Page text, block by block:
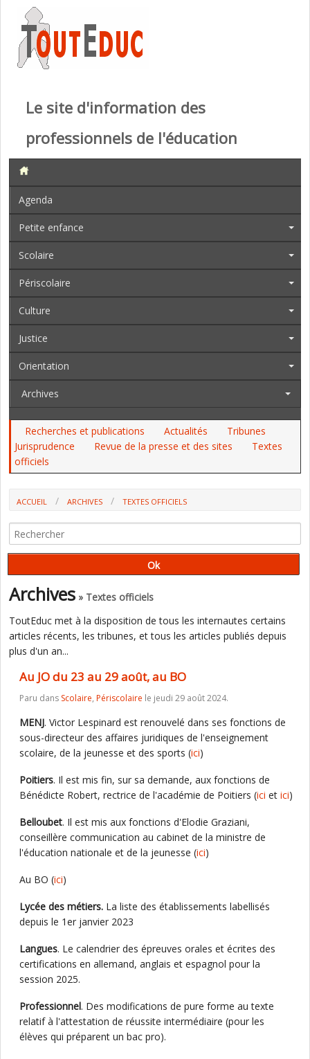
Le site d'information des
professionnels de l'éducation
Agenda
Petite enfance
Scolaire
Périscolaire
Culture
Justice
Orientation
Archives
Recherches et publications Actualités
Tribunes
Jurisprudence
Revue de la presse et des sites
Textes
officiels
ACCUEIL ARCHIVES
TEXTES OFFICIELS
Archives » Textes officiels
ToutEduc met à la disposition de tous les internautes certains
articles récents, les tribunes, et tous les articles publiés depuis
plus d'un an...
Au JO du 23 au 29 août, au BO
Paru dans Scolaire, Périscolaire le jeudi 29 août 2024.
MENJ. Victor Lespinard est renouvelé dans ses fonctions de
sous-directeur des affaires juridiques de l'enseignement
scolaire, de la jeunesse et des sports (ici)
Poitiers. Il est mis fin, sur sa demande, aux fonctions de
Bénédicte Robert, rectrice de l'académie de Poitiers (ici et ici)
Belloubet. Il est mis aux fonctions d'Elodie Graziani,
conseillère communication au cabinet de la ministre de
l'éducation nationale et de la jeunesse (ici)
Au BO (ici)
Lycée des métiers. La liste des établissements labellisés
depuis le 1er janvier 2023
Langues. Le calendrier des épreuves orales et écrites des
certifications en allemand, anglais et espagnol pour la
session 2025.
Professionnel. Des modifications de pure forme au texte
relatif à l'attestation de réussite intermédiaire (pour les
élèves qui préparent un bac pro).